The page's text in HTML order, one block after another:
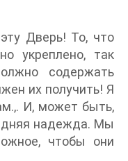
Дверь! То, что
укреплено, так
содержать
их получить! Я
И, может быть,
надежда. Мы
чтобы они